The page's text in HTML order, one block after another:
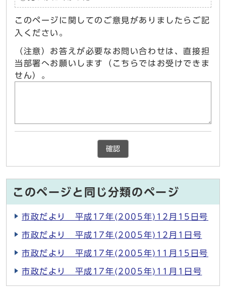
このページに関してのご意見がありましたらご記
入ください。
（注意）お答えが必要なお問い合わせは、直接担
当部署へお願いします（こちらではお受けできま
せん）。
確認
このページと同じ分類のページ
市政だより 平成17年(2005年)12月15日号
市政だより 平成17年(2005年)12月1日号
市政だより 平成17年(2005年)11月15日号
市政だより 平成17年(2005年)11月1日号